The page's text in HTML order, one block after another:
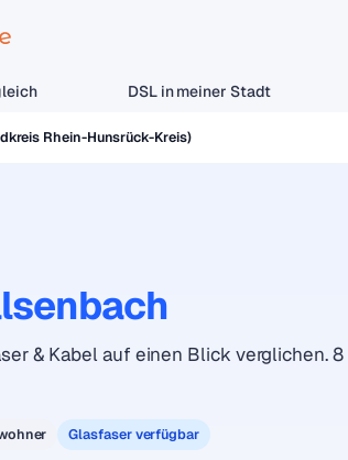
DSL in meiner Stadt
Rhein-Hunsrück-Kreis)
& Kabel auf einen Blick verglichen.
Glasfaser verfügbar